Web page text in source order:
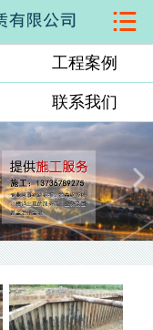
网站首页
关于我们
施工项目
工程案例
应用领域
在线留言
联系我们

工程案例
联系我们